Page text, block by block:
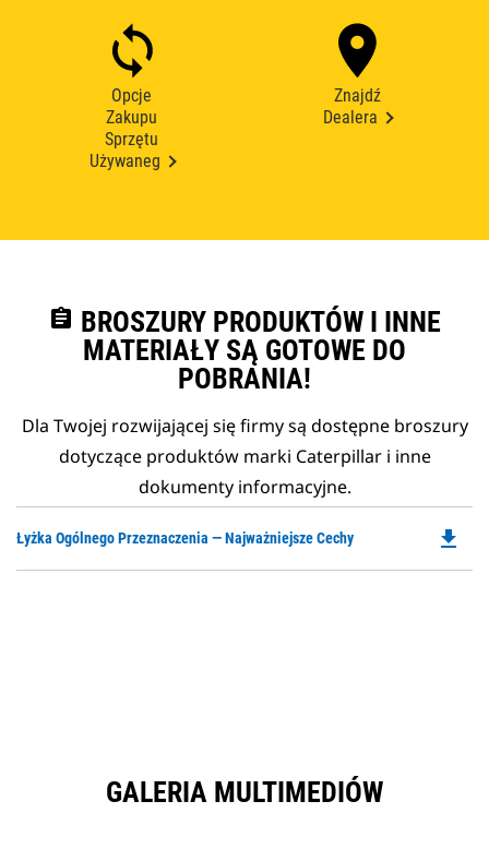
Opcje
Zakupu
Sprzętu
Używaneg
Znajdź
Dealera
assignment BROSZURY PRODUKTÓW I INNE
MATERIAŁY SĄ GOTOWE DO
POBRANIA!
Dla Twojej rozwijającej się firmy są dostępne broszury
dotyczące produktów marki Caterpillar i inne
dokumenty informacyjne.
Łyżka Ogólnego Przeznaczenia — Najważniejsze Cechy file_download
GALERIA MULTIMEDIÓW